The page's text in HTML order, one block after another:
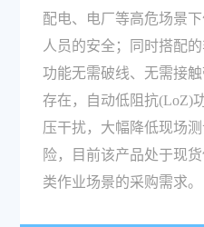
配电、电厂等高危场景
人员的安全；同时搭配
功能无需破线、无需接
存在，自动低阻抗(LoZ)
压干扰，大幅降低现场
险，目前该产品处于现
类作业场景的采购需求。